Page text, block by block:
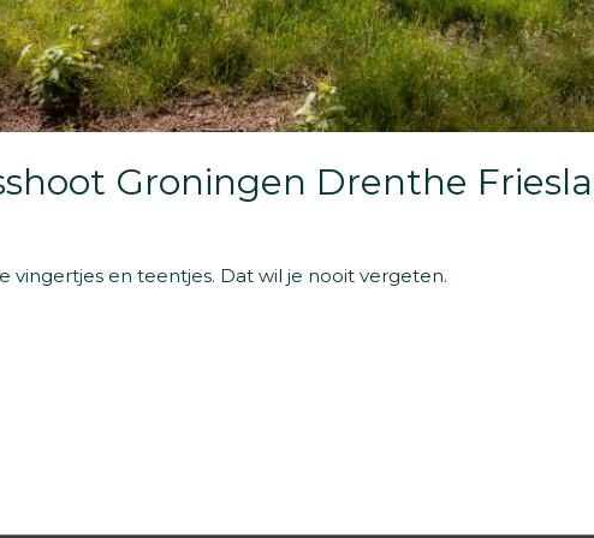
Groningen Drenthe
vingertjes en teentjes. Dat wil je nooit vergeten.